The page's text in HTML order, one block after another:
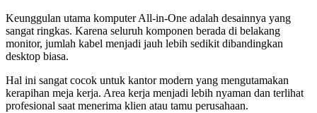
Keunggulan utama komputer All-in-One adalah desainnya yang
sangat ringkas. Karena seluruh komponen berada di belakang
monitor, jumlah kabel menjadi jauh lebih sedikit dibandingkan
desktop biasa.
Hal ini sangat cocok untuk kantor modern yang mengutamakan
kerapihan meja kerja. Area kerja menjadi lebih nyaman dan terlihat
profesional saat menerima klien atau tamu perusahaan.